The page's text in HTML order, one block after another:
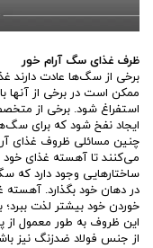
ظرف غذای سگ آرام خور
برخی از سگ‌ها عادت دارند
ممکن است در برخی از آنها
استفراغ شود. برخی از
ایجاد نفخ شود که برای
چنین مسائلی ظروف غذای
می‌کنند تا آهسته غذای خود
ساختارهایی وجود دارد که
در دهان خود بگذارد.
خوردن خود بیشتر لذت
این ظروف به طور معمول
از جنس فولاد ضدزنگ نیز